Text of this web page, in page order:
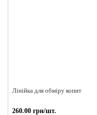
Лінійка для обміру копит
260.00 грн/шт.